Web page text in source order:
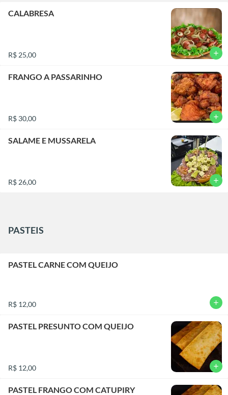
CALABRESA
R$ 25,00 add
FRANGO A PASSARINHO
R$ 30,00 add
SALAME E MUSSARELA
R$ 26,00 add
PASTEIS
PASTEL CARNE COM QUEIJO
R$ 12,00 add
PASTEL PRESUNTO COM QUEIJO
R$ 12,00 add
PASTEL FRANGO COM CATUPIRY